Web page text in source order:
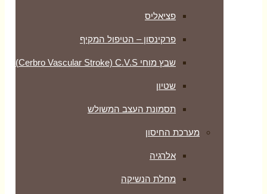
פציאליס
פרקינסון – הטיפול המקיף
שבץ מוחי Cerbro Vascular Stroke) C.V.S)
שטיון
תסמונת העצב המשולש
מערכת החיסון
אלרגיה
מחלת הנשיקה